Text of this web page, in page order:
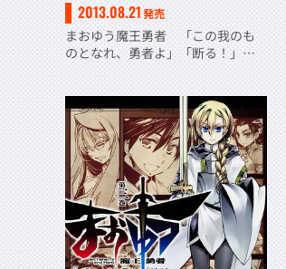
2013.08.21発売
まおゆう魔王勇者 「この我のも
のとなれ、勇者よ」「断る！」